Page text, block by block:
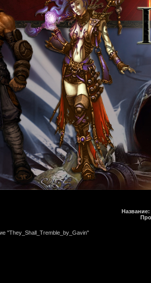
Название:
"They_Shall_Tremble_by_Gavin"